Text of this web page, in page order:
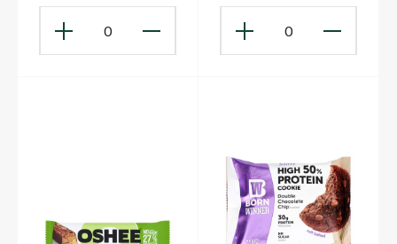
0
0